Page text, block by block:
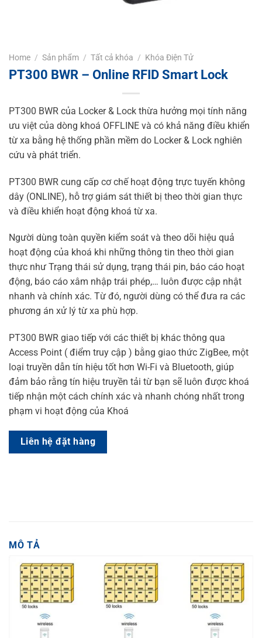
Home / Sản phẩm / Tất cả khóa / Khóa Điện Tử
PT300 BWR – Online RFID Smart Lock
PT300 BWR của Locker & Lock thừa hưởng mọi tính năng
ưu việt của dòng khoá OFFLINE và có khả năng điều khiển
từ xa bằng hệ thống phần mềm do Locker & Lock nghiên
cứu và phát triển.
PT300 BWR cung cấp cơ chế hoạt động trực tuyến không
dây (ONLINE), hỗ trợ giám sát thiết bị theo thời gian thực
và điều khiển hoạt động khoá từ xa.
Người dùng toàn quyền kiểm soát và theo dõi hiệu quả
hoạt động của khoá khi những thông tin theo thời gian
thực như Trạng thái sử dụng, trạng thái pin, báo cáo hoạt
động, báo cáo xâm nhập trái phép,… luôn được cập nhật
nhanh và chính xác. Từ đó, người dùng có thể đưa ra các
phương án xử lý từ xa phù hợp.
PT300 BWR giao tiếp với các thiết bị khác thông qua
Access Point ( điểm truy cập ) bằng giao thức ZigBee, một
loại truyền dẫn tín hiệu tốt hơn Wi-Fi và Bluetooth, giúp
đảm bảo rằng tín hiệu truyền tải từ bạn sẽ luôn được khoá
tiếp nhận một cách chính xác và nhanh chóng nhất trong
phạm vi hoạt động của Khoá
Liên hệ đặt hàng
MÔ TẢ